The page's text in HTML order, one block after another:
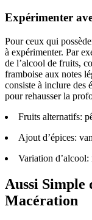
Expérimenter
Pour ceux qui
à expérimenter. Par
de l’alcool de fruits,
framboise aux notes
consiste à inclure des
pour rehausser la
Fruits alternatifs:
Ajout d’épices:
Variation d’alcool:
Aussi Simple
Macération